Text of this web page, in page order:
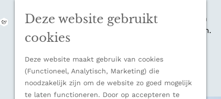
Deze website gebruikt
cookies
Deze website maakt gebruik van cookies
(Functioneel, Analytisch, Marketing) die
noodzakelijk zijn om de website zo goed mogelijk
te laten functioneren. Door op accepteren te
M
e
n
u
veelzijdige bestemming voor wie houdt van
natuur, rust en adembenemende uitzichten.
Ontdek alle bestemmingen
Sluiten
Thema's
Verborgen parels
Terug
Ons verhaal